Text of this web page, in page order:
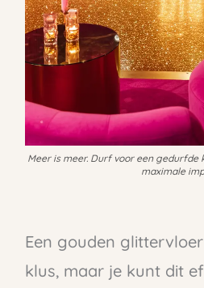
Meer is meer. Durf voor een
maximale
Een gouden
klus, maar je kunt dit